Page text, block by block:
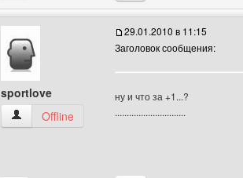
sportlove
sportlove Посмотреть профиль
Offline
29.01.2010 в 11:15
Заголовок сообщения:
ну и что за +1...?
..............................